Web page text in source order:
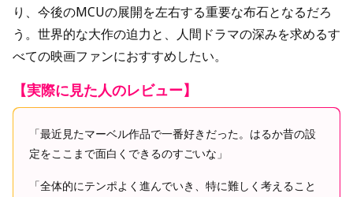
り、今後のMCUの展開を左右する重要な布石となるだろ
う。世界的な大作の迫力と、人間ドラマの深みを求めるす
べての映画ファンにおすすめしたい。
【実際に見た人のレビュー】
「最近見たマーベル作品で一番好きだった。はるか昔の設
定をここまで面白くできるのすごいな」
「全体的にテンポよく進んでいき、特に難しく考えること